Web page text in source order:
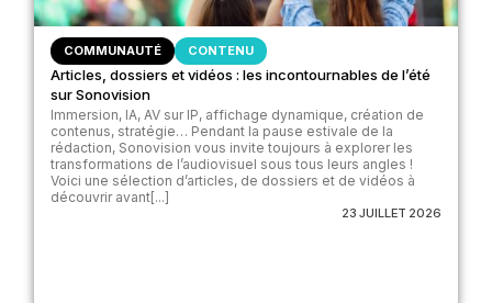
COMMUNAUTÉ CONTENU
Articles, dossiers et vidéos : les incontournables de l’été
sur Sonovision
Immersion, IA, AV sur IP, affichage dynamique, création de
contenus, stratégie… Pendant la pause estivale de la
rédaction, Sonovision vous invite toujours à explorer les
transformations de l’audiovisuel sous tous leurs angles !
Voici une sélection d’articles, de dossiers et de vidéos à
découvrir avant[...]
23 JUILLET 2026